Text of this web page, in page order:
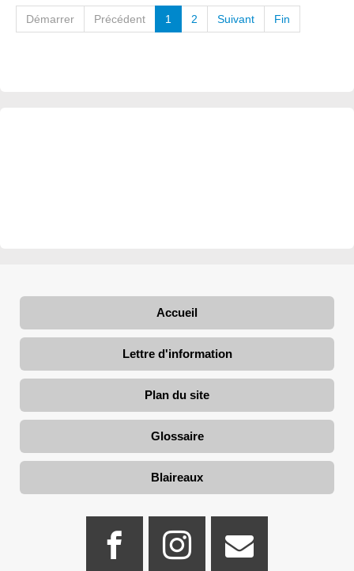
Démarrer Précédent 1 2 Suivant Fin
Accueil
Lettre d'information
Plan du site
Glossaire
Blaireaux